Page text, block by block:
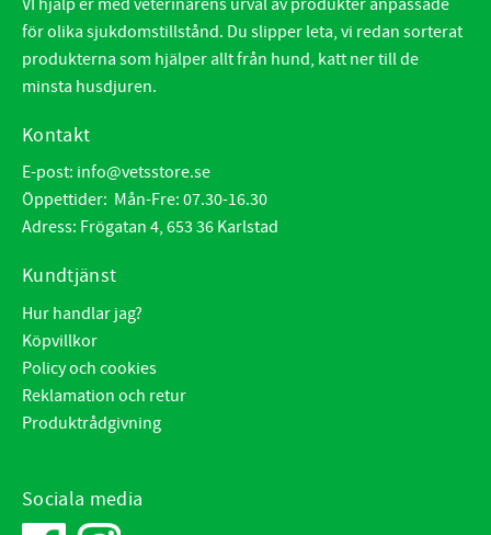
för olika sjukdomstillstånd. Du slipper leta, vi redan sorterat
produkterna som hjälper allt från hund, katt ner till de
minsta husdjuren.
Kontakt
E-post: info@vetsstore.se
Öppettider: Mån-Fre: 07.30-16.30
Adress: Frögatan 4, 653 36 Karlstad
Kundtjänst
Hur handlar jag?
Köpvillkor
Policy och cookies
Reklamation och retur
Produktrådgivning
Sociala media